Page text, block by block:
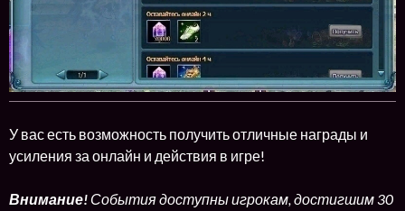
У вас есть возможность получить отличные награды и
усиления за онлайн и действия в игре!
Внимание! События доступны игрокам, достигшим 30